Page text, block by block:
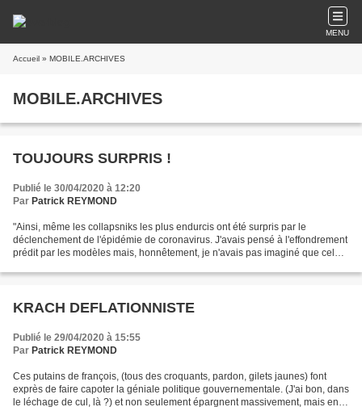
MENU
Accueil » MOBILE.ARCHIVES
MOBILE.ARCHIVES
TOUJOURS SURPRIS !
Publié le 30/04/2020 à 12:20
Par Patrick REYMOND
"Ainsi, même les collapsniks les plus endurcis ont été surpris par le
déclenchement de l'épidémie de coronavirus. J'avais pensé à l'effondrement
prédit par les modèles mais, honnêtement, je n'avais pas imaginé que cela
KRACH DEFLATIONNISTE
Publié le 29/04/2020 à 15:55
Par Patrick REYMOND
Ces putains de françois, (tous des croquants, pardon, gilets jaunes) font
exprès de faire capoter la géniale politique gouvernementale. (J'ai bon, dans
le léchage de cul, là ?) et non seulement épargnent massivement, mais en